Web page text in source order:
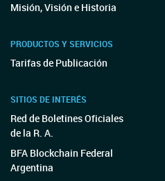
Misión, Visión e Historia
PRODUCTOS Y SERVICIOS
Tarifas de Publicación
SITIOS DE INTERÉS
Red de Boletines Oficiales
de la R. A.
BFA Blockchain Federal
Argentina